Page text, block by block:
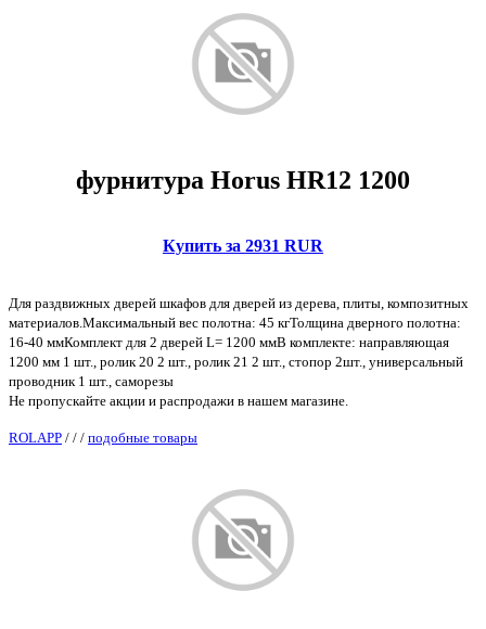
фурнитура Horus HR12 1200
Купить за 2931 RUR
Для раздвижных дверей шкафов для дверей из дерева, плиты, композитных
материалов.Максимальный вес полотна: 45 кгТолщина дверного полотна:
16-40 ммКомплект для 2 дверей L= 1200 ммВ комплекте: направляющая
1200 мм 1 шт., ролик 20 2 шт., ролик 21 2 шт., стопор 2шт., универсальный
проводник 1 шт., саморезы
Не пропускайте акции и распродажи в нашем магазине.
ROLAPP / / / подобные товары